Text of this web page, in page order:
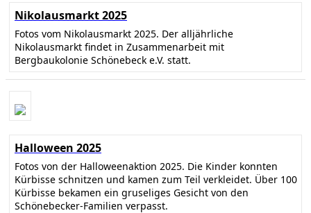
Nikolausmarkt 2025
Fotos vom Nikolausmarkt 2025. Der alljährliche
Nikolausmarkt findet in Zusammenarbeit mit
Bergbaukolonie Schönebeck e.V. statt.
Halloween 2025
Fotos von der Halloweenaktion 2025. Die Kinder konnten
Kürbisse schnitzen und kamen zum Teil verkleidet. Über 100
Kürbisse bekamen ein gruseliges Gesicht von den
Schönebecker-Familien verpasst.